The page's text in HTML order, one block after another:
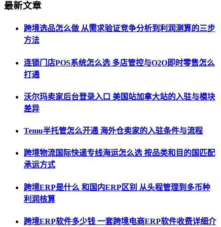
最新文章
跨境选品怎么做 从需求验证竞争分析到利润测算的三步
方法
连锁门店POS系统怎么选 多店管控与O2O即时零售怎么
打通
沃尔玛卖家后台登录入口 美国站加拿大站的入驻与模块
差异
Temu半托管怎么开通 海外仓卖家的入驻条件与流程
跨境物流国际快递专线海运怎么选 按品类和目的国匹配
承运方式
跨境ERP是什么 和国内ERP区别 从头程管理到多币种
利润核算
跨境ERP软件多少钱 一套跨境电商ERP软件收费详细介